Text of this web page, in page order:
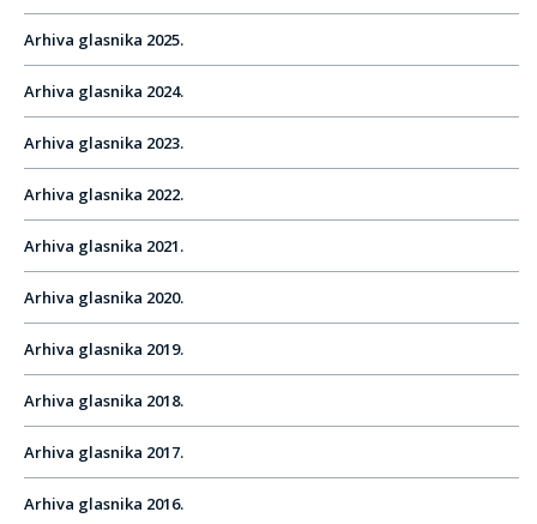
Arhiva glasnika 2025.
Arhiva glasnika 2024.
Arhiva glasnika 2023.
Arhiva glasnika 2022.
Arhiva glasnika 2021.
Arhiva glasnika 2020.
Arhiva glasnika 2019.
Arhiva glasnika 2018.
Arhiva glasnika 2017.
Arhiva glasnika 2016.